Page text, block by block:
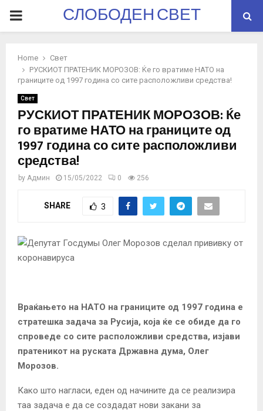
PRIMARYСЛОБОДЕН СВЕТ
Home
Свет
РУСКИОТ ПРАТЕНИК МОРОЗОВ: Ќе го вратиме НАТО на
границите од 1997 година со сите расположливи средства!
Свет
РУСКИОТ ПРАТЕНИК МОРОЗОВ: Ќе
го вратиме НАТО на границите од
1997 година со сите расположливи
средства!
by Админ 15/05/2022 0 256
SHARE 3
Враќањето на НАТО на границите од 1997 година е
стратешка задача за Русија, која ќе се обиде да го
спроведе со сите расположливи средства, изјави
пратеникот на руската Државна дума, Олег
Морозов.
Како што нагласи, еден од начините да се реализира
таа задача е да се создадат нови закани за